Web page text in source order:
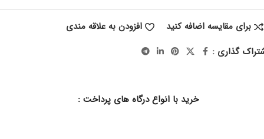
برای مقایسه اضافه کنید
افزودن به علاقه مندی
گذاری :
خرید با انواع درگاه های پرداخت :